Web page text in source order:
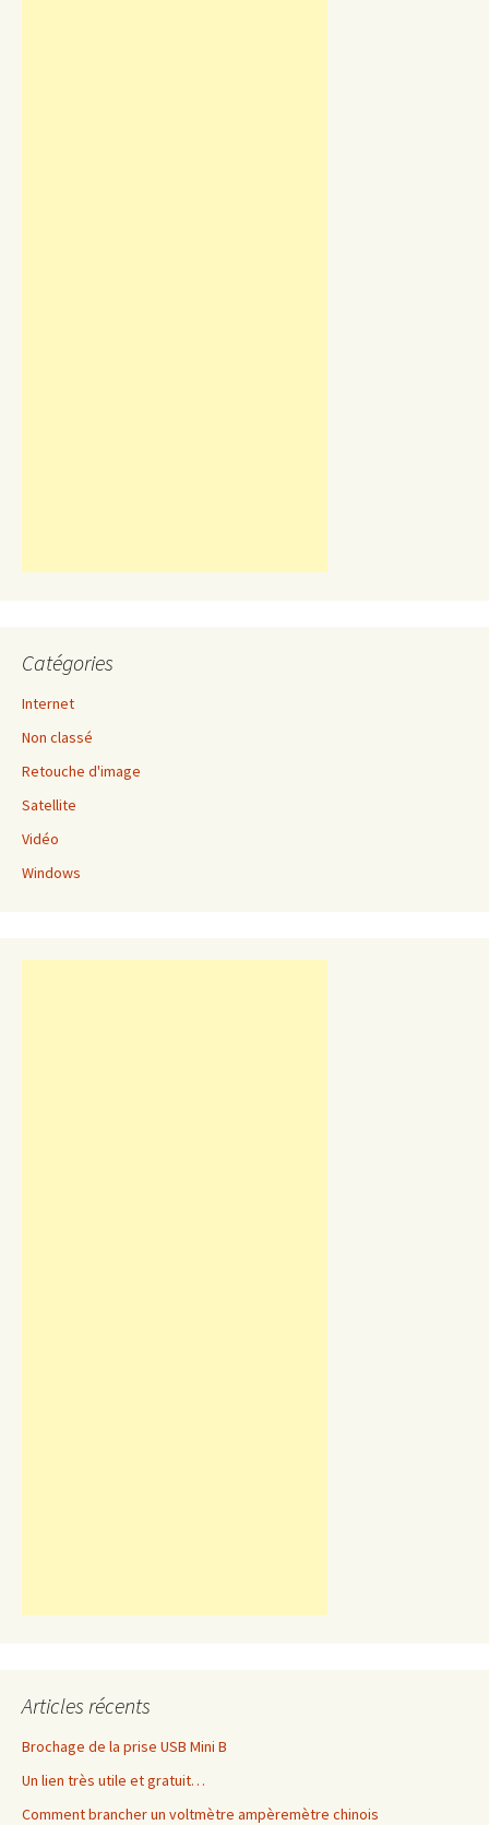
Catégories
Internet
Non classé
Retouche d'image
Satellite
Vidéo
Windows
Articles récents
Brochage de la prise USB Mini B
Un lien très utile et gratuit…
Comment brancher un voltmètre ampèremètre chinois